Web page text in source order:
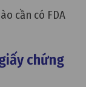
cần có FDA
chứng